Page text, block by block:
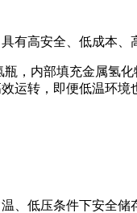
有高安全、低成本
，内部填充金属氢
运转，即便低温环
、低压条件下安全